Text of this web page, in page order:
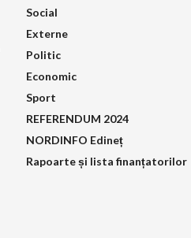
Social
Externe
Politic
Economic
Sport
REFERENDUM 2024
NORDINFO Edineț
Rapoarte și lista finanțatorilor